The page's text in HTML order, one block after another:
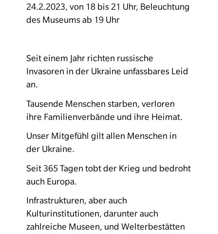
24.2.2023, von 18 bis 21 Uhr, Beleuchtung
des Museums ab 19 Uhr
Seit einem Jahr richten russische
Invasoren in der Ukraine unfassbares Leid
an.
Tausende Menschen starben, verloren
ihre Familienverbände und ihre Heimat.
Unser Mitgefühl gilt allen Menschen in
der Ukraine.
Seit 365 Tagen tobt der Krieg und bedroht
auch Europa.
Infrastrukturen, aber auch
Kulturinstitutionen, darunter auch
zahlreiche Museen, und Welterbestätten